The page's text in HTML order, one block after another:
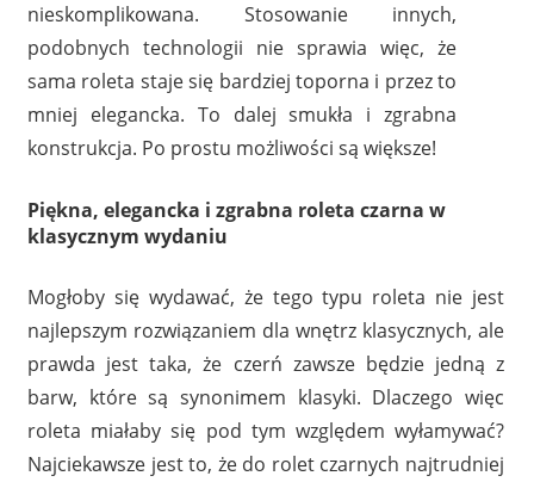
nieskomplikowana. Stosowanie innych,
podobnych technologii nie sprawia więc, że
sama roleta staje się bardziej toporna i przez to
mniej elegancka. To dalej smukła i zgrabna
konstrukcja. Po prostu możliwości są większe!
Piękna, elegancka i zgrabna roleta czarna w
klasycznym wydaniu
Mogłoby się wydawać, że tego typu roleta nie jest
najlepszym rozwiązaniem dla wnętrz klasycznych, ale
prawda jest taka, że czerń zawsze będzie jedną z
barw, które są synonimem klasyki. Dlaczego więc
roleta miałaby się pod tym względem wyłamywać?
Najciekawsze jest to, że do rolet czarnych najtrudniej